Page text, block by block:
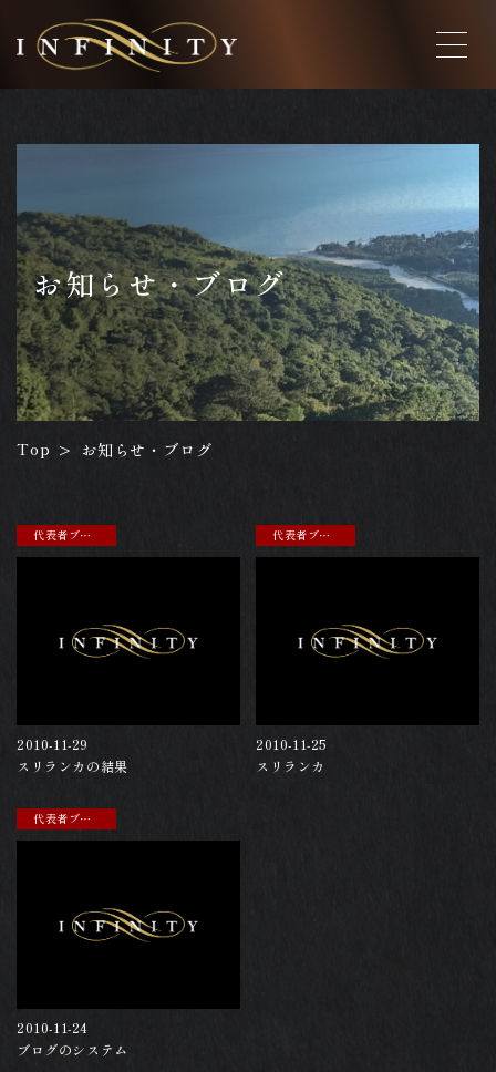
お知らせ・ブログ
Top > お知らせ・ブログ
代表者ブログ
2010-11-29
スリランカの結果
代表者ブログ
2010-11-25
スリランカ
代表者ブログ
2010-11-24
ブログのシステム